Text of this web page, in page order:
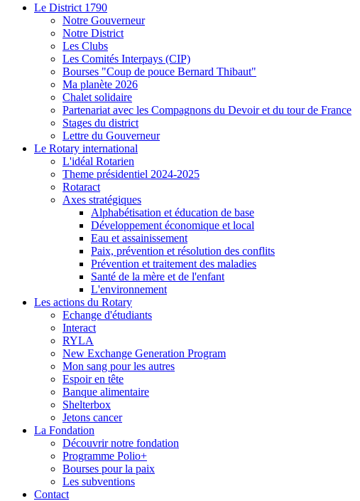
Le District 1790
Notre Gouverneur
Notre District
Les Clubs
Les Comités Interpays (CIP)
Bourses "Coup de pouce Bernard Thibaut"
Ma planète 2026
Chalet solidaire
Partenariat avec les Compagnons du Devoir et du tour de France
Stages du district
Lettre du Gouverneur
Le Rotary international
L'idéal Rotarien
Theme présidentiel 2024-2025
Rotaract
Axes stratégiques
Alphabétisation et éducation de base
Développement économique et local
Eau et assainissement
Paix, prévention et résolution des conflits
Prévention et traitement des maladies
Santé de la mère et de l'enfant
L'environnement
Les actions du Rotary
Echange d'étudiants
Interact
RYLA
New Exchange Generation Program
Mon sang pour les autres
Espoir en tête
Banque alimentaire
Shelterbox
Jetons cancer
La Fondation
Découvrir notre fondation
Programme Polio+
Bourses pour la paix
Les subventions
Contact